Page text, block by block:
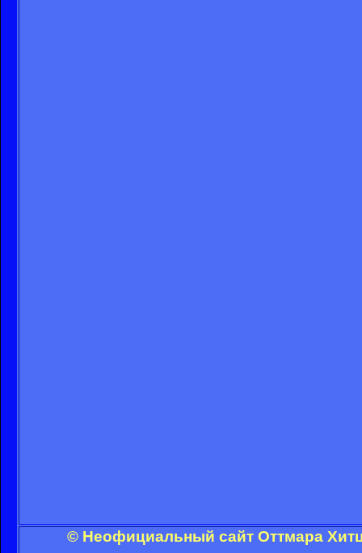
© Неофициальный сайт Оттмара